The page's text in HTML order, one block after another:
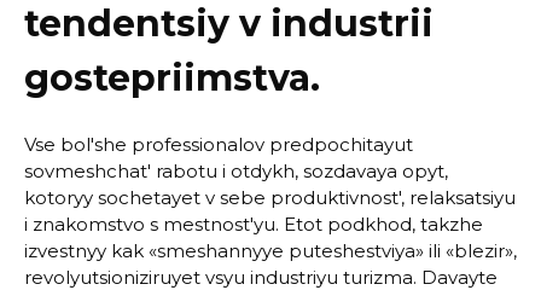
tendentsiy v industrii
gostepriimstva.
Vse bol'she professionalov predpochitayut
sovmeshchat' rabotu i otdykh, sozdavaya opyt,
kotoryy sochetayet v sebe produktivnost', relaksatsiyu
i znakomstvo s mestnost'yu. Etot podkhod, takzhe
izvestnyy kak «smeshannyye puteshestviya» ili «blezir»,
revolyutsioniziruyet vsyu industriyu turizma. Davayte